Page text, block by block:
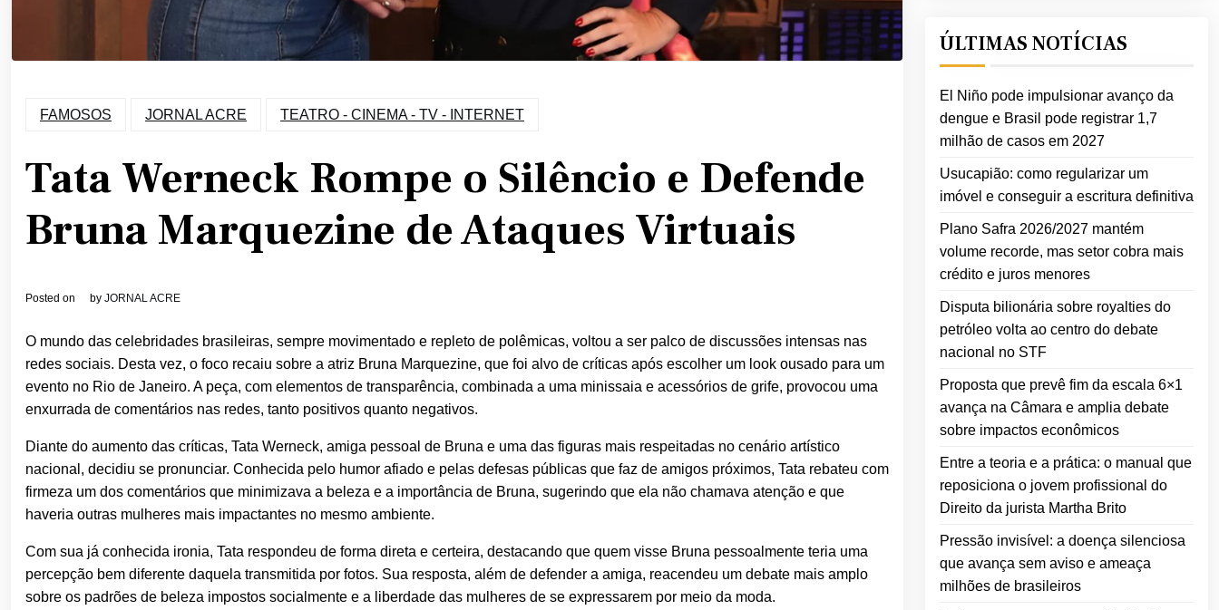
FAMOSOS JORNAL ACRE TEATRO - CINEMA - TV - INTERNET
Tata Werneck Rompe o Silêncio e Defende
Bruna Marquezine de Ataques Virtuais
Posted on by JORNAL ACRE
O mundo das celebridades brasileiras, sempre movimentado e repleto de polêmicas, voltou a ser palco de discussões intensas nas
redes sociais. Desta vez, o foco recaiu sobre a atriz Bruna Marquezine, que foi alvo de críticas após escolher um look ousado para um
evento no Rio de Janeiro. A peça, com elementos de transparência, combinada a uma minissaia e acessórios de grife, provocou uma
enxurrada de comentários nas redes, tanto positivos quanto negativos.
Diante do aumento das críticas, Tata Werneck, amiga pessoal de Bruna e uma das figuras mais respeitadas no cenário artístico
nacional, decidiu se pronunciar. Conhecida pelo humor afiado e pelas defesas públicas que faz de amigos próximos, Tata rebateu com
firmeza um dos comentários que minimizava a beleza e a importância de Bruna, sugerindo que ela não chamava atenção e que
haveria outras mulheres mais impactantes no mesmo ambiente.
Com sua já conhecida ironia, Tata respondeu de forma direta e certeira, destacando que quem visse Bruna pessoalmente teria uma
percepção bem diferente daquela transmitida por fotos. Sua resposta, além de defender a amiga, reacendeu um debate mais amplo
sobre os padrões de beleza impostos socialmente e a liberdade das mulheres de se expressarem por meio da moda.
ÚLTIMAS NOTÍCIAS
El Niño pode impulsionar avanço da
dengue e Brasil pode registrar 1,7
milhão de casos em 2027
Usucapião: como regularizar um
imóvel e conseguir a escritura definitiva
Plano Safra 2026/2027 mantém
volume recorde, mas setor cobra mais
crédito e juros menores
Disputa bilionária sobre royalties do
petróleo volta ao centro do debate
nacional no STF
Proposta que prevê fim da escala 6×1
avança na Câmara e amplia debate
sobre impactos econômicos
Entre a teoria e a prática: o manual que
reposiciona o jovem profissional do
Direito da jurista Martha Brito
Pressão invisível: a doença silenciosa
que avança sem aviso e ameaça
milhões de brasileiros